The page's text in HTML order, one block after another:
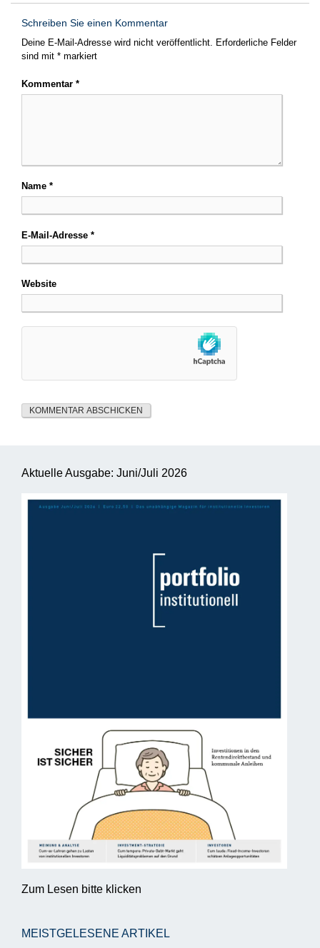
Schreiben Sie einen Kommentar
Deine E-Mail-Adresse wird nicht veröffentlicht. Erforderliche Felder
sind mit * markiert
Kommentar *
Name *
E-Mail-Adresse *
Website
Aktuelle Ausgabe: Juni/Juli 2026
Zum Lesen bitte klicken
MEISTGELESENE ARTIKEL